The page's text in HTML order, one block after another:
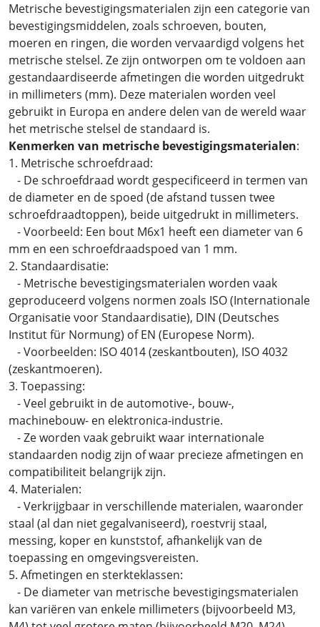
Metrische bevestigingsmaterialen zijn een categorie van
bevestigingsmiddelen, zoals schroeven, bouten,
moeren en ringen, die worden vervaardigd volgens het
metrische stelsel. Ze zijn ontworpen om te voldoen aan
gestandaardiseerde afmetingen die worden uitgedrukt
in millimeters (mm). Deze materialen worden veel
gebruikt in Europa en andere delen van de wereld waar
het metrische stelsel de standaard is.
Kenmerken van metrische bevestigingsmaterialen:
1. Metrische schroefdraad:
- De schroefdraad wordt gespecificeerd in termen van
de diameter en de spoed (de afstand tussen twee
schroefdraadtoppen), beide uitgedrukt in millimeters.
- Voorbeeld: Een bout M6x1 heeft een diameter van 6
mm en een schroefdraadspoed van 1 mm.
2. Standaardisatie:
- Metrische bevestigingsmaterialen worden vaak
geproduceerd volgens normen zoals ISO (Internationale
Organisatie voor Standaardisatie), DIN (Deutsches
Institut für Normung) of EN (Europese Norm).
- Voorbeelden: ISO 4014 (zeskantbouten), ISO 4032
(zeskantmoeren).
3. Toepassing:
- Veel gebruikt in de automotive-, bouw-,
machinebouw- en elektronica-industrie.
- Ze worden vaak gebruikt waar internationale
standaarden nodig zijn of waar precieze afmetingen en
compatibiliteit belangrijk zijn.
4. Materialen:
- Verkrijgbaar in verschillende materialen, waaronder
staal (al dan niet gegalvaniseerd), roestvrij staal,
messing, koper en kunststof, afhankelijk van de
toepassing en omgevingsvereisten.
5. Afmetingen en sterkteklassen:
- De diameter van metrische bevestigingsmaterialen
kan variëren van enkele millimeters (bijvoorbeeld M3,